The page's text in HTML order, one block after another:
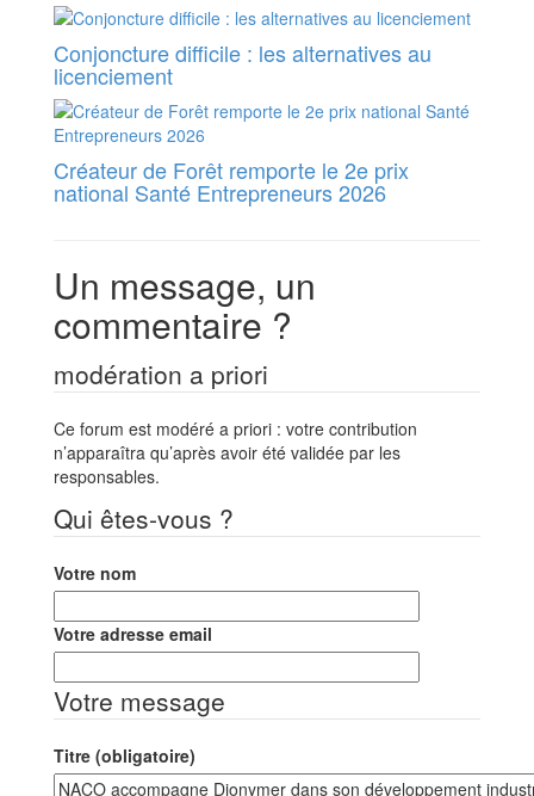
Conjoncture difficile : les alternatives au
licenciement
Créateur de Forêt remporte le 2e prix
national Santé Entrepreneurs 2026
Un message, un
commentaire ?
modération a priori
Ce forum est modéré a priori : votre contribution
n’apparaîtra qu’après avoir été validée par les
responsables.
Qui êtes-vous ?
Votre nom
Votre adresse email
Votre message
Titre (obligatoire)